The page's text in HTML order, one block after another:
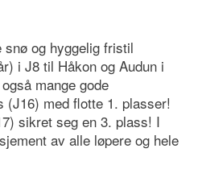
snø og hyggelig fristil
i J8 til Håkon og Audun i
mange gode
(J16) med flotte 1. plasser!
sikret seg en 3. plass! I
av alle løpere og hele